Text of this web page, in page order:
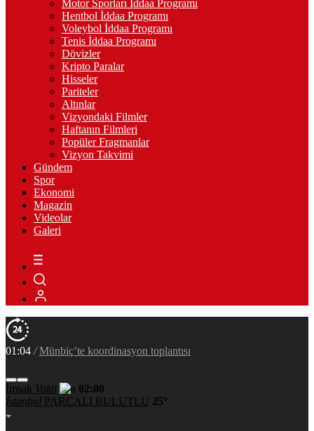
Motor Sporları İddaa Programı
Hentbol İddaa Programı
Voleybol İddaa Programı
Tenis İddaa Programı
Dövizler
Kripto Paralar
Hisseler
Pariteler
Altınlar
Vizyondaki Filmler
Haftanın Filmleri
Popüler Fragmanlar
Vizyon Takvimi
Gündem
Spor
Ekonomi
Magazin
Videolar
Galeri
01:04 / Yaşlı kadın, şizofren kızının çıkardığı iddia edilen yangında
İmsak Vakti
02:00
İstanbul PARÇALI BULUTLU 25°